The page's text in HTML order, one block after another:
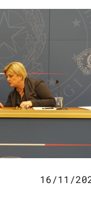
16/11/